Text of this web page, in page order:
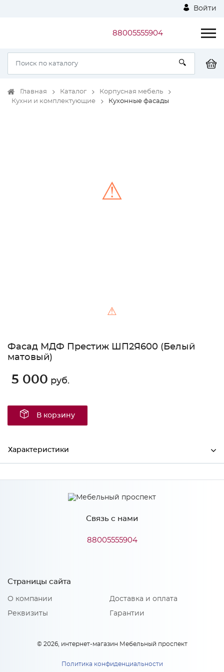
Войти
88005555904
Главная Каталог
Корпусная мебель
Кухни и комплектующие
Кухонные фасады
⚠
⚠
Фасад МДФ Престиж ШП2Я600 (Белый
матовый)
5 000 руб.
В корзину
Характеристики
Производитель МиФ
Связь с нами
88005555904
Страницы сайта
О компании
Реквизиты
Доставка и оплата
Гарантии
© 2026, интернет-магазин Мебельный проспект
Политика конфиденциальности